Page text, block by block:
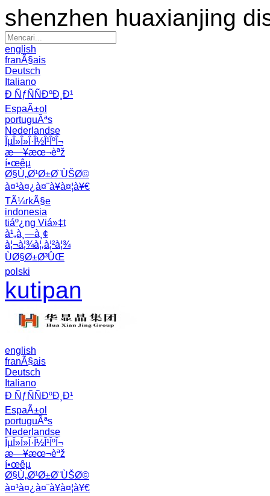
shenzhen huaxianjing
english
franÃ§ais
Deutsch
Italiano
Ð ÑƒÑÑÐºÐ¸Ð¹
EspaÃ±ol
portuguÃªs
Nederlandse
ÎµÎ»Î»Î·Î½Î¹ÎºÎ¬
æ—¥æœ¬èªž
í•œêµ­
Ø§Ù„Ø¹Ø±Ø¨ÙŠØ©
à¤¹à¤¿à¤¨à¥à¤¦à¥€
TÃ¼rkÃ§e
indonesia
tiáº¿ng Viá»‡t
à¹„à¸—à¸¢
à¦¬à¦¾à¦‚à¦²à¦¾
ÙØ§Ø±Ø³ÛŒ
polski
kutipan
english
franÃ§ais
Deutsch
Italiano
Ð ÑƒÑÑÐºÐ¸Ð¹
EspaÃ±ol
portuguÃªs
Nederlandse
ÎµÎ»Î»Î·Î½Î¹ÎºÎ¬
æ—¥æœ¬èªž
í•œêµ­
Ø§Ù„Ø¹Ø±Ø¨ÙŠØ©
à¤¹à¤¿à¤¨à¥à¤¦à¥€